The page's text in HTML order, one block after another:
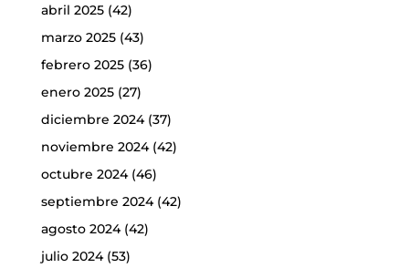
abril 2025(42)
marzo 2025(43)
febrero 2025(36)
enero 2025(27)
diciembre 2024(37)
noviembre 2024(42)
octubre 2024(46)
septiembre 2024(42)
agosto 2024(42)
julio 2024(53)